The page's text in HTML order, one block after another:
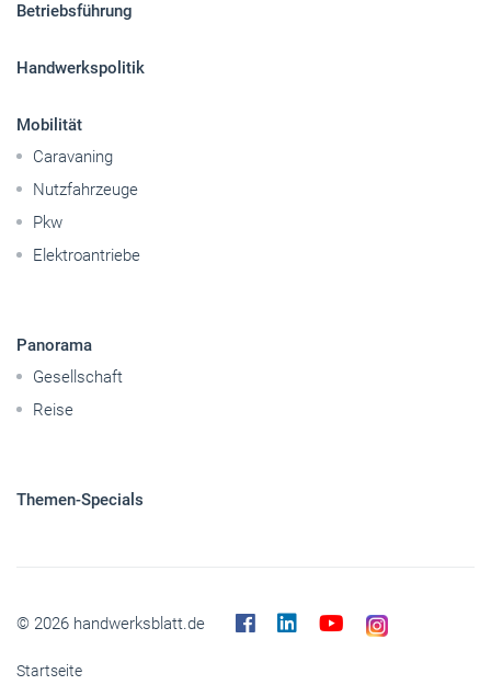
Betriebsführung
Handwerkspolitik
Mobilität
Caravaning
Nutzfahrzeuge
Pkw
Elektroantriebe
Panorama
Gesellschaft
Reise
Themen-Specials
© 2026 handwerksblatt.de
Startseite